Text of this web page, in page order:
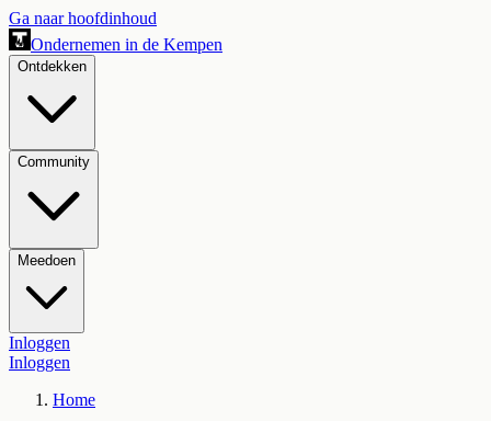
Ga naar hoofdinhoud
Ondernemen in de Kempen
Ontdekken
Community
Meedoen
Inloggen
Inloggen
Home